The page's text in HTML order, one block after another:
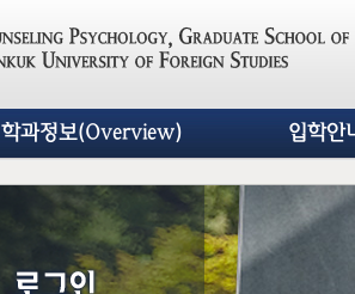
학과정보(Overview) 입학안